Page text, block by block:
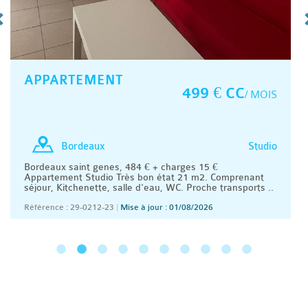
APPARTEMENT
499 € CC/ MOIS
Studio
Bordeaux
Bordeaux saint genes, 484 € + charges 15 €
Appartement Studio Très bon état 21 m2. Comprenant
séjour, Kitchenette, salle d'eau, WC. Proche transports ..
Référence : 29-0212-23 Mise à jour : 01/08/2026